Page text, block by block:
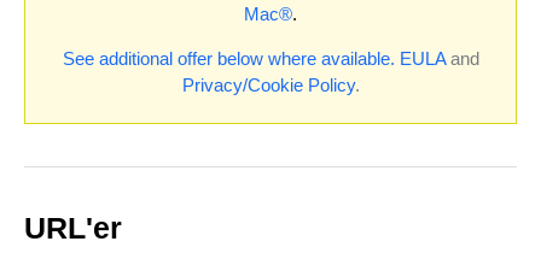
Mac®.
See additional offer below where available. EULAand
Privacy/Cookie Policy.
URL'er